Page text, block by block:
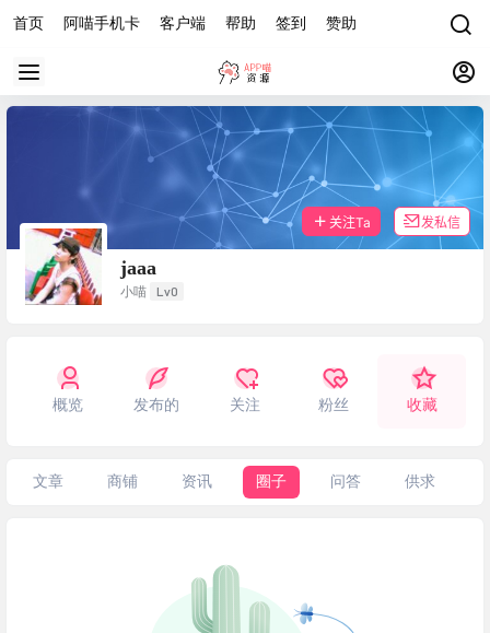
首页 阿喵手机卡 客户端 帮助 签到 赞助
jaaa
小喵 Lv0
关注Ta 发私信
概览 发布的 关注 粉丝 收藏
文章 商铺 资讯 圈子 问答 供求